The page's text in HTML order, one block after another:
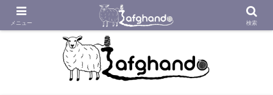
アフガニスタンの工房から織り紡いだアフガン絨毯をあなたへ
メニュー 検索